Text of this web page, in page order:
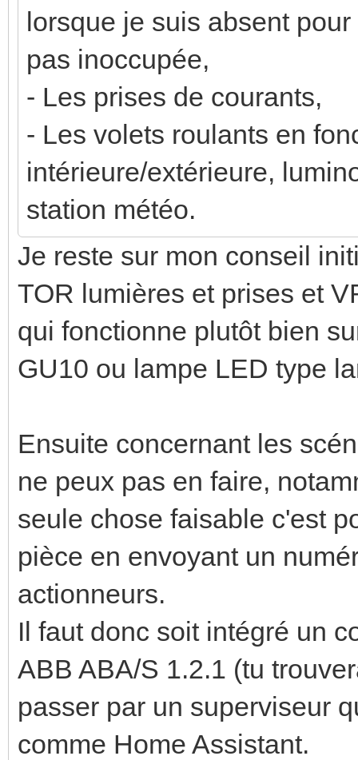
lorsque je suis absent
pas inoccupée,
- Les prises de courants,
- Les volets roulants en
intérieure/extérieure,
station météo.
Je reste sur mon conseil
TOR lumières et prises et
qui fonctionne plutôt bien
GU10 ou lampe LED type
Ensuite concernant les
ne peux pas en faire,
seule chose faisable c'est
pièce en envoyant un
actionneurs.
Il faut donc soit intégré un
ABB ABA/S 1.2.1 (tu
passer par un superviseur
comme Home Assistant.